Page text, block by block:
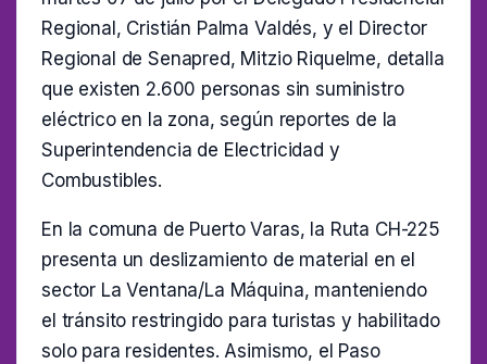
Regional, Cristián Palma Valdés, y el Director
Regional de Senapred, Mitzio Riquelme, detalla
que existen 2.600 personas sin suministro
eléctrico en la zona, según reportes de la
Superintendencia de Electricidad y
Combustibles.
En la comuna de Puerto Varas, la Ruta CH-225
presenta un deslizamiento de material en el
sector La Ventana/La Máquina, manteniendo
el tránsito restringido para turistas y habilitado
solo para residentes. Asimismo, el Paso